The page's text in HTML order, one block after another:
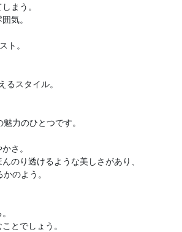
まう。
気。
ト。
るスタイル。
力のひとつです。
さ。
のり透けるような美しさがあり、
のよう。
とでしょう。